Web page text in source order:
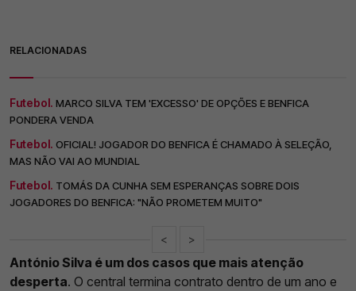
RELACIONADAS
Futebol. MARCO SILVA TEM 'EXCESSO' DE OPÇÕES E BENFICA
PONDERA VENDA
Futebol. OFICIAL! JOGADOR DO BENFICA É CHAMADO À SELEÇÃO,
MAS NÃO VAI AO MUNDIAL
Futebol. TOMÁS DA CUNHA SEM ESPERANÇAS SOBRE DOIS
JOGADORES DO BENFICA: "NÃO PROMETEM MUITO"
< >
António Silva é um dos casos que mais atenção
desperta. O central termina contrato dentro de um ano e